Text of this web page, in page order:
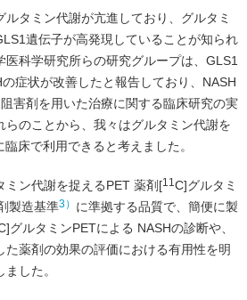
ルタミン代謝が亢進しており、グルタミ
遺伝子が高発現していることが知られ
医科学研究所らの研究グループは、GLS1
症状が改善したと報告しており、NASH
害剤を用いた治療に関する臨床研究の実
らのことから、我々はグルタミン代謝を
床で利用できると考えました。
ミン代謝を捉えるPET 薬剤[11C]グルタミ
製造基準3） に準拠する品質で、簡便に製
グルタミンPETによる NASHの診断や、
た薬剤の効果の評価における有用性を明
した。